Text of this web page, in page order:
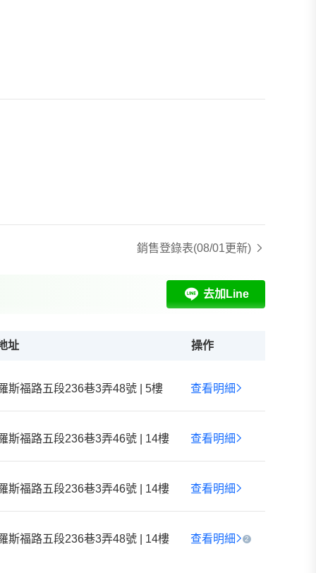
銷售登錄表(08/01更新)
去加Line
址 操作
斯福路五段236巷3弄48號 | 5樓 查看明細
斯福路五段236巷3弄46號 | 14樓 查看明細
斯福路五段236巷3弄46號 | 14樓 查看明細
斯福路五段236巷3弄48號 | 14樓 查看明細 2